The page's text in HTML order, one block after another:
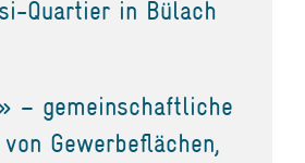
Quartier in Bülach
– gemeinschaftliche
Gewerbeflächen,